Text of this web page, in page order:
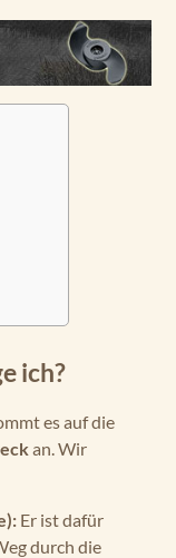
ich?
es auf die
an. Wir
Er ist dafür
durch die